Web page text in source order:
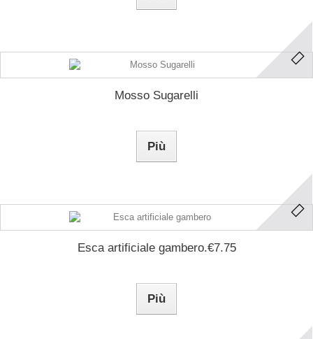
Mosso Sugarelli
Più
Esca artificiale gambero.€7.75
Più